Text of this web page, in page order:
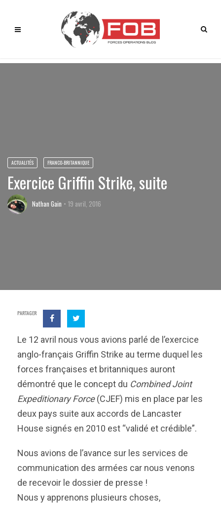
ACTUALITÉS FRANCO-BRITANNIQUE
Exercice Griffin Strike, suite
Nathan Gain 19 avril, 2016
PARTAGER
Le 12 avril nous vous avions parlé de l’exercice
anglo-français Griffin Strike au terme duquel les
forces françaises et britanniques auront
démontré que le concept du Combined Joint
Expeditionary Force(CJEF) mis en place par les
deux pays suite aux accords de Lancaster
House signés en 2010 est “validé et crédible”.
Nous avions de l’avance sur les services de
communication des armées car nous venons
de recevoir le dossier de presse !
Nous y apprenons plusieurs choses,